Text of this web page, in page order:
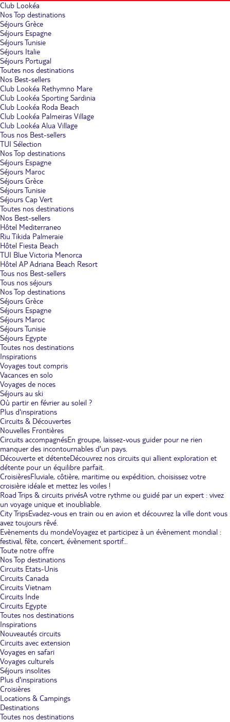
Club Lookéa
Nos Top destinations
Séjours Grèce
Séjours Espagne
Séjours Tunisie
Séjours Italie
Séjours Portugal
Toutes nos destinations
Nos Best-sellers
Club Lookéa Rethymno Mare
Club Lookéa Sporting Sardinia
Club Lookéa Roda Beach
Club Lookéa Palmeiras Village
Club Lookéa Alua Village
Tous nos Best-sellers
TUI Sélection
Nos Top destinations
Séjours Espagne
Séjours Maroc
Séjours Grèce
Séjours Tunisie
Séjours Cap Vert
Toutes nos destinations
Nos Best-sellers
Hôtel Mediterraneo
Riu Tikida Palmeraie
Hôtel Fiesta Beach
TUI Blue Victoria Menorca
Hôtel AP Adriana Beach Resort
Tous nos Best-sellers
Tous nos séjours
Nos Top destinations
Séjours Grèce
Séjours Espagne
Séjours Maroc
Séjours Tunisie
Séjours Egypte
Toutes nos destinations
Inspirations
Voyages tout compris
Vacances en solo
Voyages de noces
Séjours au ski
Où partir en février au soleil ?
Plus d'inspirations
Circuits & Découvertes
Nouvelles Frontières
Circuits accompagnésEn groupe, laissez-vous guider pour ne rien
manquer des incontournables d'un pays.
Découverte et détenteDécouvrez nos circuits qui allient exploration et
détente pour un équilibre parfait.
CroisièresFluviale, côtière, maritime ou expédition, choisissez votre
croisière idéale et mettez les voiles !
Road Trips & circuits privésA votre rythme ou guidé par un expert : vivez
un voyage unique et inoubliable.
City TripsEvadez-vous en train ou en avion et découvrez la ville dont vous
avez toujours rêvé.
Evènements du mondeVoyagez et participez à un évènement mondial :
festival, fête, concert, évènement sportif...
Toute notre offre
Nos Top destinations
Circuits Etats-Unis
Circuits Canada
Circuits Vietnam
Circuits Inde
Circuits Egypte
Toutes nos destinations
Inspirations
Nouveautés circuits
Circuits avec extension
Voyages en safari
Voyages culturels
Séjours insolites
Plus d'inspirations
Croisières
Locations & Campings
Destinations
Toutes nos destinations